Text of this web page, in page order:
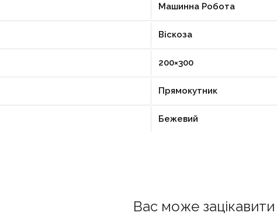
Машинна Робота
Віскоза
200×300
Прямокутник
Бежевий
Вас може зацікавити